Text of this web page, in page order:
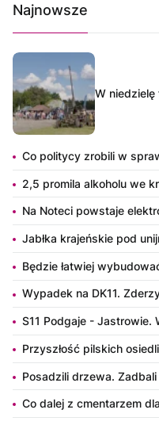
Najnowsze
W
Co politycy zrobili w
2,5 promila alkoholu we
Na Noteci powstaje
Jabłka krajeńskie pod
Będzie łatwiej
Wypadek na DK11.
S11 Podgaje -
Przyszłość pilskich osiedli
Posadzili drzewa.
Co dalej z cmentarzem